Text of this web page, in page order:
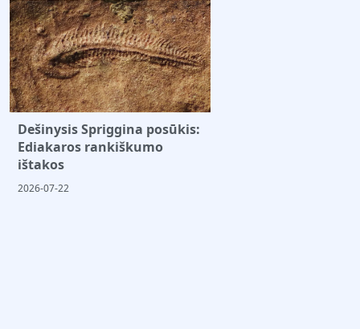
Dešinysis Spriggina posūkis:
Ediakaros rankiškumo
ištakos
2026-07-22